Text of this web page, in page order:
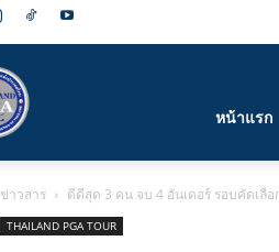
กีฬา
หน้าแรก
ข่าวสาร ตีดีสุด 3 คน จบ 4 อันเดอร์ รอบคัดเลื
THAILAND PGA TOUR